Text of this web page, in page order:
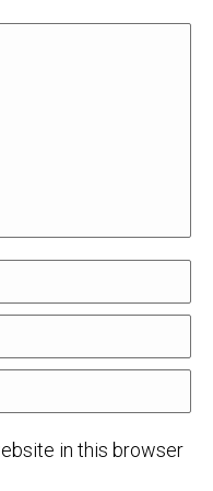
in this browser